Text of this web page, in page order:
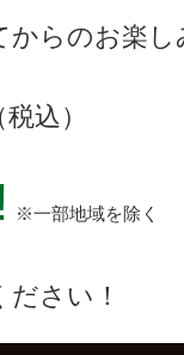
からのお楽し
込）
※一部地域を除く
さい！